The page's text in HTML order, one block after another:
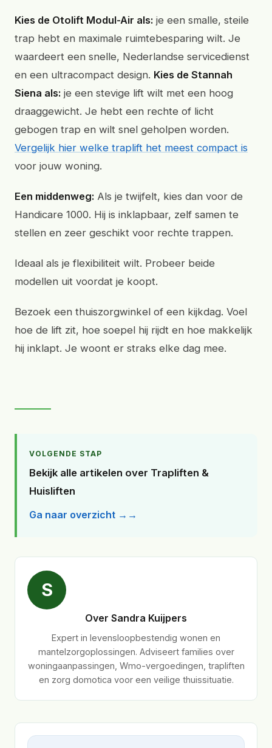
Kies de Otolift Modul-Air als: je een smalle, steile
trap hebt en maximale ruimtebesparing wilt. Je
waardeert een snelle, Nederlandse servicedienst
en een ultracompact design. Kies de Stannah
Siena als: je een stevige lift wilt met een hoog
draaggewicht. Je hebt een rechte of licht
gebogen trap en wilt snel geholpen worden.
Vergelijk hier welke traplift het meest compact is
voor jouw woning.
Een middenweg: Als je twijfelt, kies dan voor de
Handicare 1000. Hij is inklapbaar, zelf samen te
stellen en zeer geschikt voor rechte trappen.
Ideaal als je flexibiliteit wilt. Probeer beide
modellen uit voordat je koopt.
Bezoek een thuiszorgwinkel of een kijkdag. Voel
hoe de lift zit, hoe soepel hij rijdt en hoe makkelijk
hij inklapt. Je woont er straks elke dag mee.
VOLGENDE STAP
Bekijk alle artikelen over Trapliften &
Huisliften
Ga naar overzicht →
S
Over Sandra Kuijpers
Expert in levensloopbestendig wonen en
mantelzorgoplossingen. Adviseert families over
woningaanpassingen, Wmo-vergoedingen, trapliften
en zorg domotica voor een veilige thuissituatie.